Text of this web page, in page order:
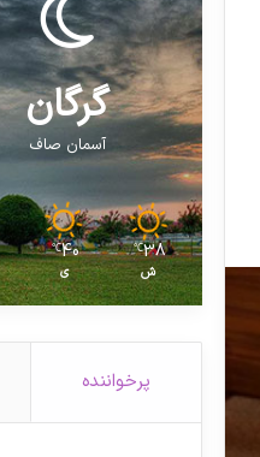
گرگان
آسمان صاف
38
℃
ش
40
℃
ی
پرخواننده